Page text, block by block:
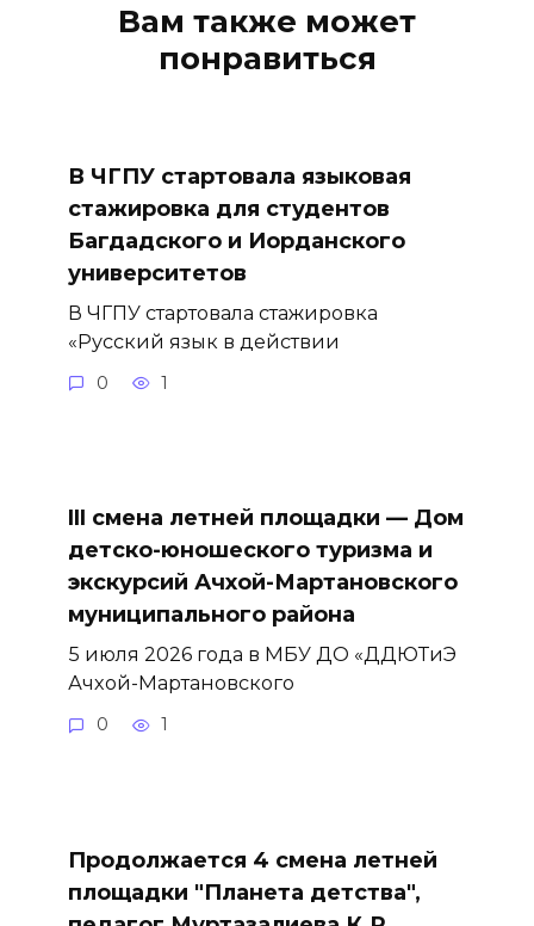
Вам также может
понравиться
В ЧГПУ стартовала языковая
стажировка для студентов
Багдадского и Иорданского
университетов
В ЧГПУ стартовала стажировка
«Русский язык в действии
0 1
III смена летней площадки — Дом
детско-юношеского туризма и
экскурсий Ачхой-Мартановского
муниципального района
5 июля 2026 года в МБУ ДО «ДДЮТиЭ
Ачхой-Мартановского
0 1
Продолжается 4 смена летней
площадки "Планета детства",